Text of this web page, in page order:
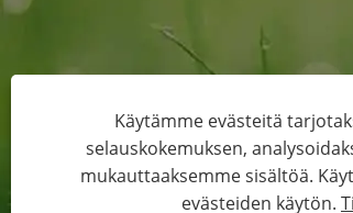
Käytämme evästeitä
selauskokemuksen,
mukauttaaksemme sisältöä.
evästeiden käytön.